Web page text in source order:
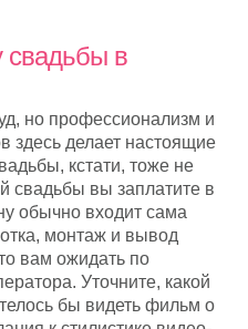
свадьбы в
но профессионализм и
здесь делает настоящие
кстати, тоже не
свадьбы вы заплатите в
обычно входит сама
монтаж и вывод
вам ожидать по
Уточните, какой
бы видеть фильм о